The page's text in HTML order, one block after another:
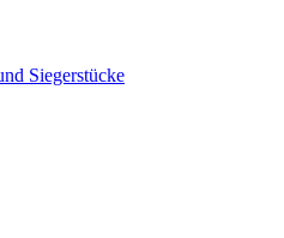
Siegerstücke